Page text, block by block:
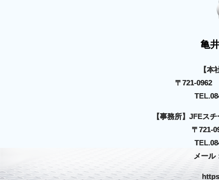
亀
【本
〒721-0962
【事務所】JFEス
〒721-
メー